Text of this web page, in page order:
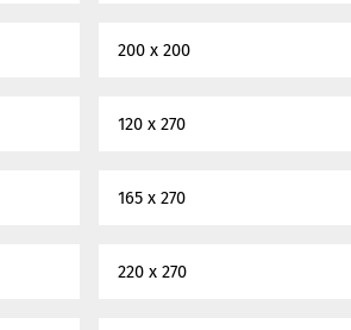
200 x 200
120 x 270
165 x 270
220 x 270